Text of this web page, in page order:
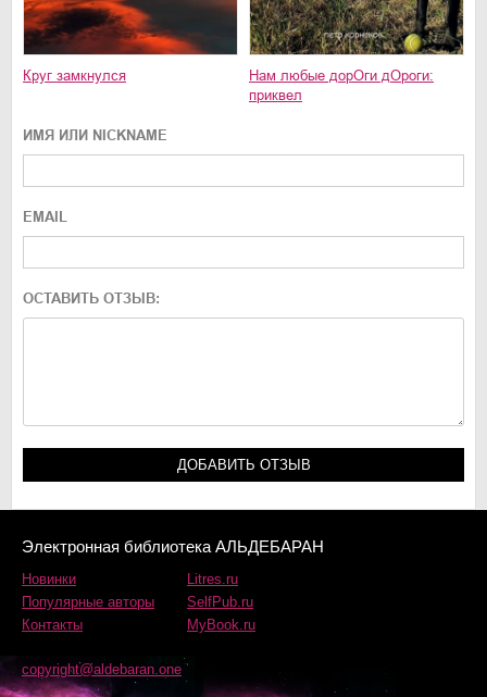
Круг замкнулся
Нам любые дoрОги дOрoги:
приквел
ИМЯ ИЛИ NICKNAME
EMAIL
ОСТАВИТЬ ОТЗЫВ:
Электронная библиотека АЛЬДЕБАРАН
Новинки
Популярные авторы
Контакты
Litres.ru
SelfPub.ru
MyBook.ru
copyright@aldebaran.one